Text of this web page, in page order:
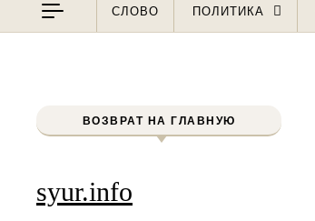
СЛОВО ПОЛИТИКА
ВОЗВРАТ НА ГЛАВНУЮ
syur.info